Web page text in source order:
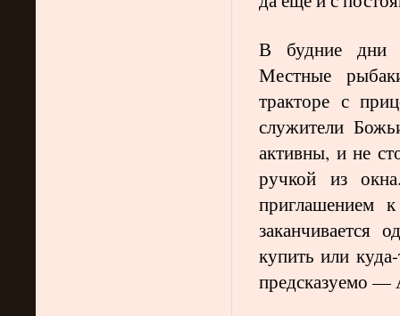
В будние дни
Местные
тракторе с
служители
активны, и не
ручкой из
приглашением
купить или
предсказуемо —